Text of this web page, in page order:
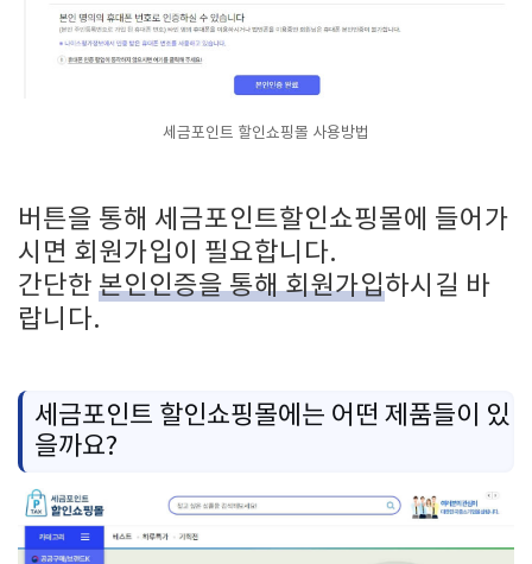
세금포인트 할인쇼핑몰 사용방법
버튼을 통해 세금포인트할인쇼핑몰에 들어가
시면 회원가입이 필요합니다.
간단한 본인인증을 통해 회원가입하시길 바
랍니다.
세금포인트 할인쇼핑몰에는 어떤 제품들이 있
을까요?